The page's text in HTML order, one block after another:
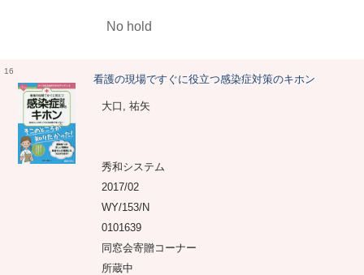
No hold
16
看護の現場ですぐに役立つ感染症対策のキホン
大口, 祐矢
秀和システム
2017/02
WY/153/N
0101639
同窓会寄贈コーナー
所蔵中